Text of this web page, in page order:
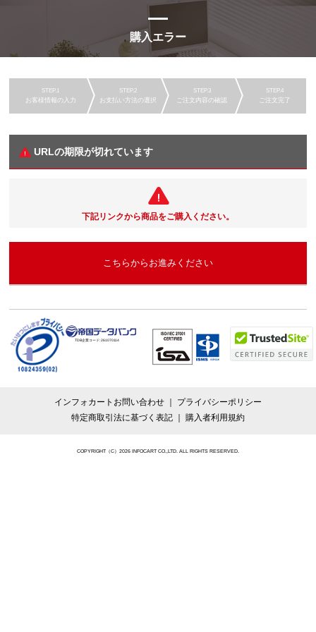
購入エラー
お客様情報の入力 お支払い方法の選択 ご注文内容の確認 ご注文完了
URLの期限が切れています
下記リンクから商品をご購入ください。
こちらからお進みください
TDB企業コード:261070114
インフォカートお問い合わせ
プライバシーポリシー
特定商取引法に基づく表記
購入者利用規約
COPYRIGHT（C）2026 INFOCART CO.,LTD. ALL RIGHTS RESERVED.